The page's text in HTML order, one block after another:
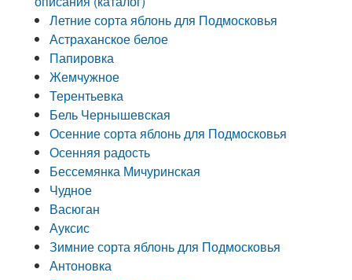
Летние сорта яблонь для Подмосковья
Астраханское белое
Папировка
Жемчужное
Терентьевка
Бель Чернышевская
Осенние сорта яблонь для Подмосковья
Осенняя радость
Бессемянка Мичуринская
Чудное
Васюган
Ауксис
Зимние сорта яблонь для Подмосковья
Антоновка